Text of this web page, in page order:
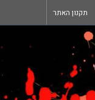
תקנון האתר